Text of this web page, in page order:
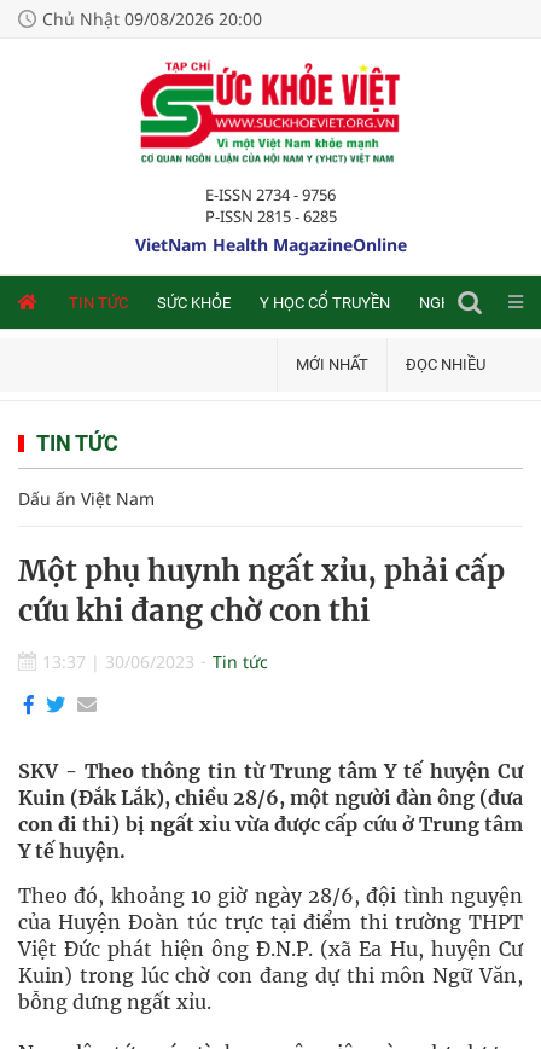
Chủ Nhật 09/08/2026 20:00
E-ISSN 2734 - 9756
P-ISSN 2815 - 6285
VietNam Health MagazineOnline
TIN TỨC SỨC KHỎE Y HỌC CỔ TRUYỀN NGHIÊN CỨU
MỚI NHẤT ĐỌC NHIỀU
TIN TỨC
Dấu ấn Việt Nam
Một phụ huynh ngất xỉu, phải cấp
cứu khi đang chờ con thi
13:37 | 30/06/2023 Tin tức
SKV - Theo thông tin từ Trung tâm Y tế huyện Cư
Kuin (Đắk Lắk), chiều 28/6, một người đàn ông (đưa
con đi thi) bị ngất xỉu vừa được cấp cứu ở Trung tâm
Y tế huyện.
Theo đó, khoảng 10 giờ ngày 28/6, đội tình nguyện
của Huyện Đoàn túc trực tại điểm thi trường THPT
Việt Đức phát hiện ông Đ.N.P. (xã Ea Hu, huyện Cư
Kuin) trong lúc chờ con đang dự thi môn Ngữ Văn,
bỗng dưng ngất xỉu.